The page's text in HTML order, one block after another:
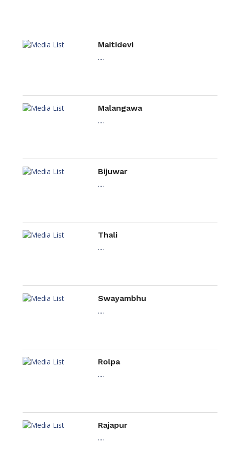
Maitidevi
....
Malangawa
....
Bijuwar
....
Thali
....
Swayambhu
....
Rolpa
....
Rajapur
....